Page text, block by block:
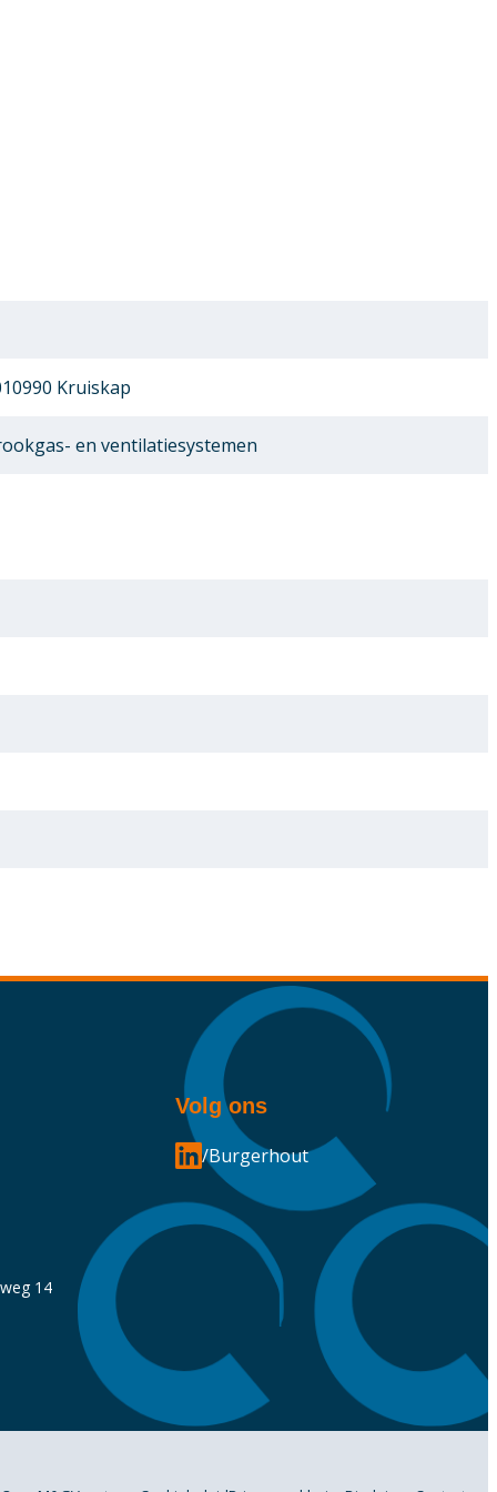
Kruiskap
en ventilatiesystemen
14
Volg ons
/Burgerhout